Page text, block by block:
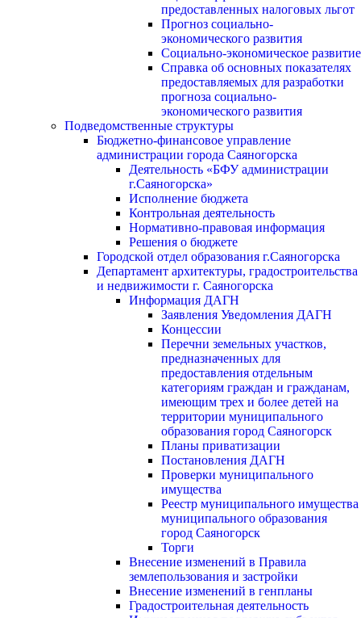
предоставленных налоговых льгот
Прогноз социально-
экономического развития
Социально-экономическое развитие
Справка об основных показателях
предоставляемых для разработки
прогноза социально-
экономического развития
Подведомственные структуры
Бюджетно-финансовое управление
администрации города Саяногорска
Деятельность «БФУ администрации
г.Саяногорска»
Исполнение бюджета
Контрольная деятельность
Нормативно-правовая информация
Решения о бюджете
Городской отдел образования г.Саяногорска
Департамент архитектуры, градостроительства
и недвижимости г. Саяногорска
Информация ДАГН
Заявления Уведомления ДАГН
Концессии
Перечни земельных участков,
предназначенных для
предоставления отдельным
категориям граждан и гражданам,
имеющим трех и более детей на
территории муниципального
образования город Саяногорск
Планы приватизации
Постановления ДАГН
Проверки муниципального
имущества
Реестр муниципального имущества
муниципального образования
город Саяногорск
Торги
Внесение изменений в Правила
землепользования и застройки
Внесение изменений в генпланы
Градостроительная деятельность